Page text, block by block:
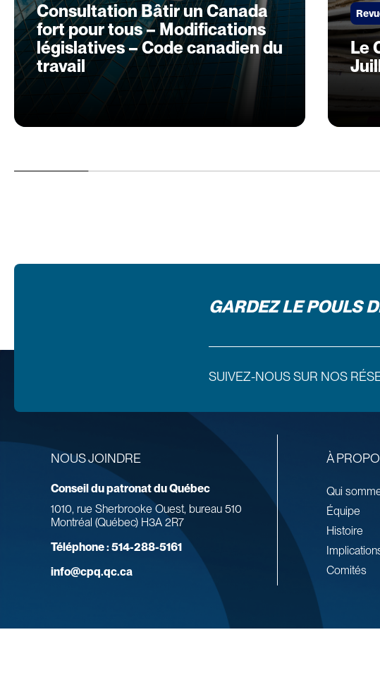
Consultation Bâtir un Canada
fort pour tous – Modifications
législatives – Code canadien du
travail
Le
GARDEZ LE POULS
SUIVEZ-NOUS SUR NOS
NOUS JOINDRE
Conseil du patronat du Québec
1010, rue Sherbrooke Ouest, bureau 510
Montréal (Québec) H3A 2R7
Téléphone :514-288-5161
info@cpq.qc.ca
À
Qui
Équipe
Histoire
Comités